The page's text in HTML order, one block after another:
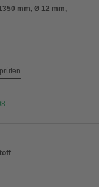
mm, Ø 12 mm,